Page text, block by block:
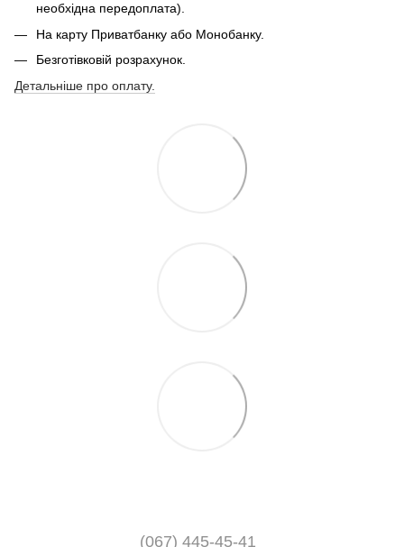
необхідна передоплата).
На карту Приватбанку або Монобанку.
Безготівковій розрахунок.
Детальніше про оплату.
(067) 445-45-41